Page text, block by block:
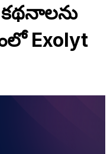
Exolyt